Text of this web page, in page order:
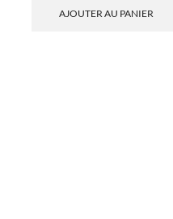
AJOUTER AU PANIER